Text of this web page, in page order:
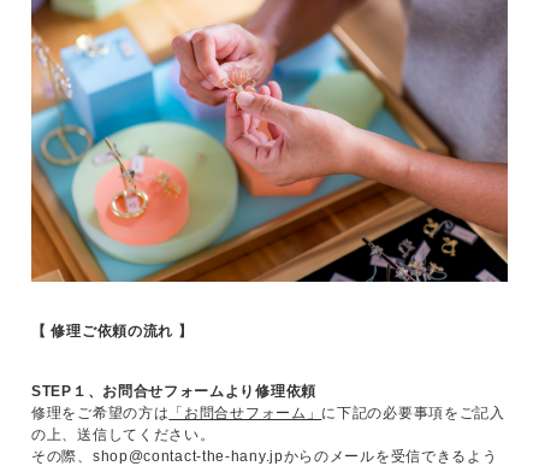
【 修理ご依頼の流れ 】
STEP１、お問合せフォームより修理依頼
修理をご希望の方は 「お問合せフォーム」 に下記の必要事項をご記入
の上、送信してください。
その際、 shop@contact-the-hany.jpからのメールを受信できるよう